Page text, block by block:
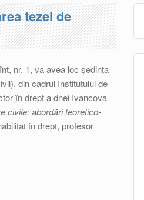
tezei de
nr. 1, va avea loc ședința
din cadrul Institutului de
în drept a dnei Ivancova
civile: abordări teoretico-
în drept, profesor